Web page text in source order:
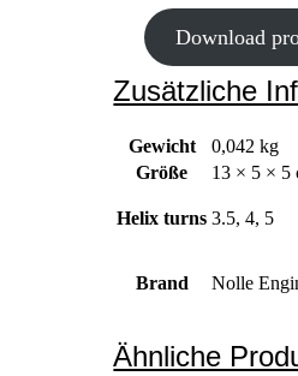
Download
Zusätzliche
Gewicht
0,042 kg
Größe
13 × 5 × 5
Helix turns 3.5, 4, 5
Brand Nolle
Ähnliche